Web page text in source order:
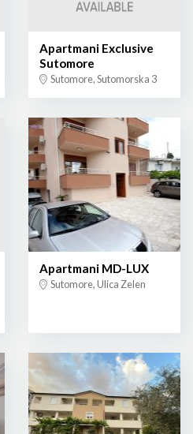
Apartmani Exclusive
Sutomore
Sutomore, Sutomorska 3
Apartmani MD-LUX
Sutomore, Ulica Zelen